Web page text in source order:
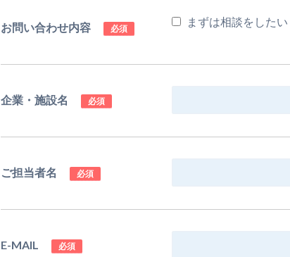
お問い合わせ内容 必須
まずは相談をしたい
企業・施設名 必須
ご担当者名 必須
E-MAIL 必須